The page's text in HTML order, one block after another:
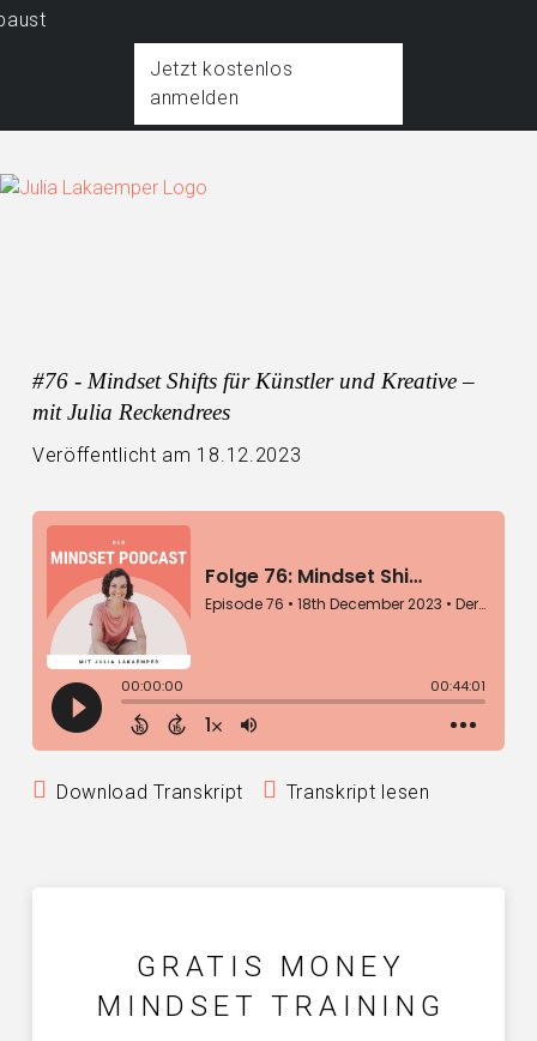
Jetzt kostenlos
anmelden
#76 - Mindset Shifts für Künstler und Kreative –
mit Julia Reckendrees
Veröffentlicht am 18.12.2023
Download Transkript Transkript lesen
GRATIS MONEY
MINDSET TRAINING